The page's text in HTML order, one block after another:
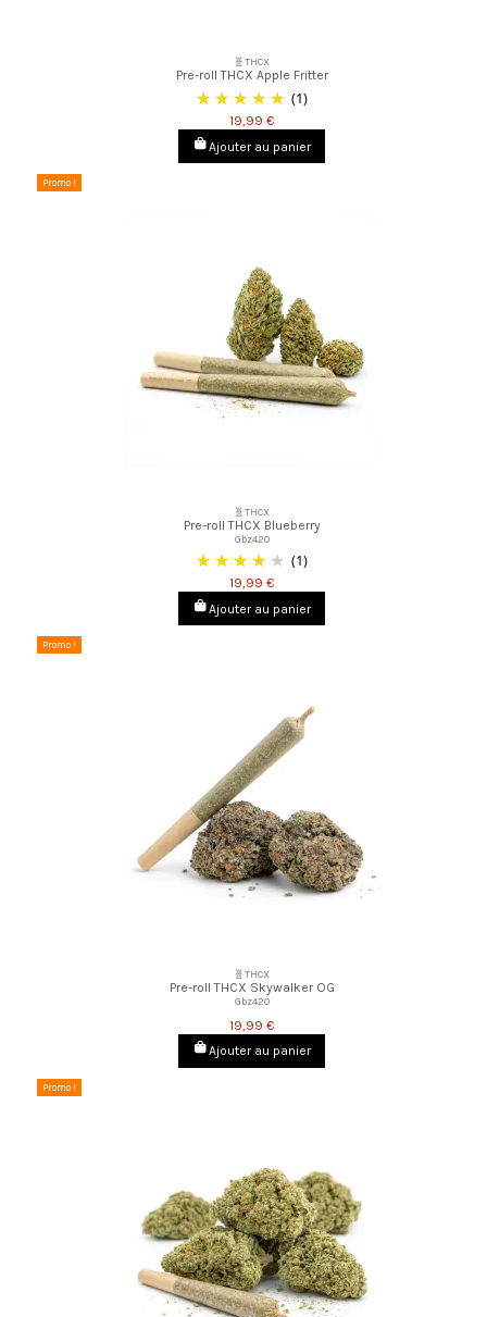
🧬THCX
Pre-roll THCX Apple Fritter
(1)
19,99 €
Ajouter au panier
Promo !
🧬THCX
Pre-roll THCX Blueberry
Gbz420
(1)
19,99 €
Ajouter au panier
Promo !
🧬THCX
Pre-roll THCX Skywalker OG
Gbz420
19,99 €
Ajouter au panier
Promo !